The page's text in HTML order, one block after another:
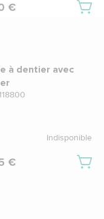
€
à dentier avec
Indisponible
€